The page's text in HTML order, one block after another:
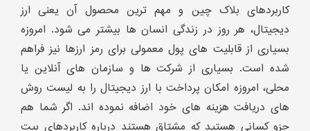
کاربردهای بلاک چین و مهم ترین محصول آن یعنی ارز
دیجیتال، هر روز در زندگی انسان ها بیشتر می شود. امروزه
بسیاری از قابلیت های پول معمولی برای رمز ارزها نیز فراهم
شده است. بسیاری از شرکت ها و سازمان های آنلاین یا
محلی، امروزه امکان پرداخت با ارز دیجیتال را به لیست روش
های دریافت هزینه های خود اضافه نموده اند. اگر شما هم